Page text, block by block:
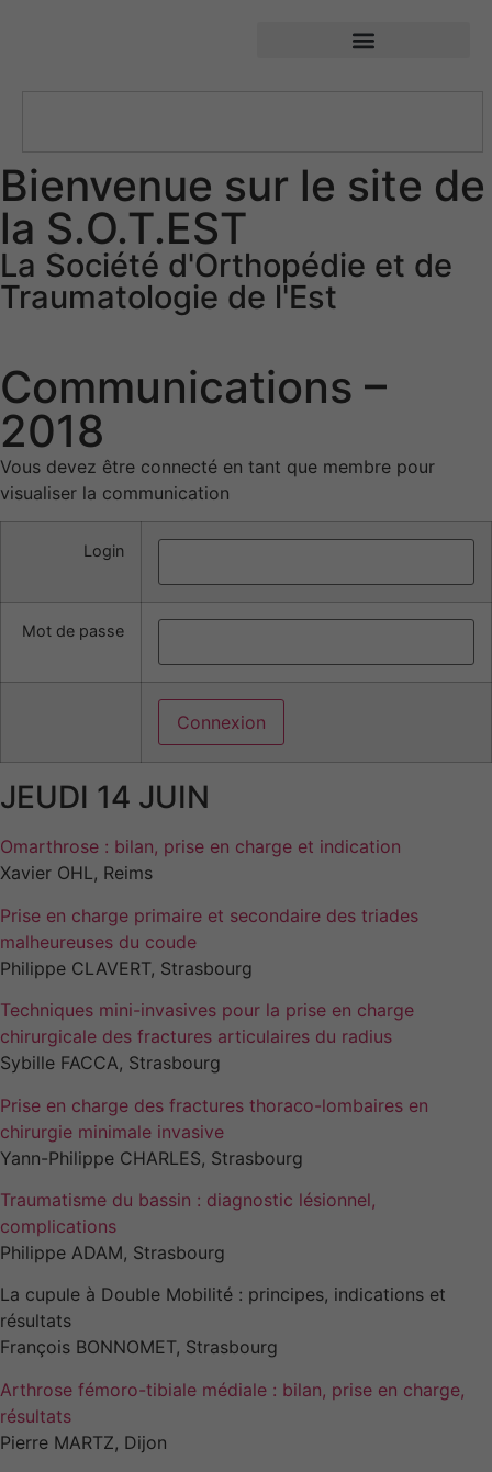
Bienvenue sur le site de
la S.O.T.EST
La Société d'Orthopédie et de
Traumatologie de l'Est
Communications –
2018
Vous devez être connecté en tant que membre pour
visualiser la communication
Login
Mot de passe
JEUDI 14 JUIN
Omarthrose : bilan, prise en charge et indication
Xavier OHL, Reims
Prise en charge primaire et secondaire des triades
malheureuses du coude
Philippe CLAVERT, Strasbourg
Techniques mini-invasives pour la prise en charge
chirurgicale des fractures articulaires du radius
Sybille FACCA, Strasbourg
Prise en charge des fractures thoraco-lombaires en
chirurgie minimale invasive
Yann-Philippe CHARLES, Strasbourg
Traumatisme du bassin : diagnostic lésionnel,
complications
Philippe ADAM, Strasbourg
La cupule à Double Mobilité : principes, indications et
résultats
François BONNOMET, Strasbourg
Arthrose fémoro-tibiale médiale : bilan, prise en charge,
résultats
Pierre MARTZ, Dijon